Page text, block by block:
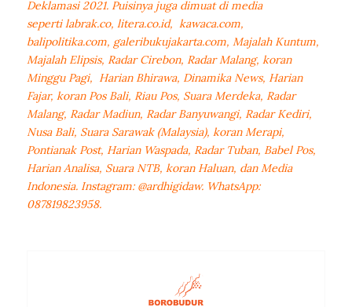
Deklamasi 2021. Puisinya juga dimuat di media
seperti labrak.co, litera.co.id, kawaca.com,
balipolitika.com, galeribukujakarta.com, Majalah Kuntum,
Majalah Elipsis, Radar Cirebon, Radar Malang, koran
Minggu Pagi, Harian Bhirawa, Dinamika News, Harian
Fajar, koran Pos Bali, Riau Pos, Suara Merdeka, Radar
Malang, Radar Madiun, Radar Banyuwangi, Radar Kediri,
Nusa Bali, Suara Sarawak (Malaysia), koran Merapi,
Pontianak Post, Harian Waspada, Radar Tuban, Babel Pos,
Harian Analisa, Suara NTB, koran Haluan, dan Media
Indonesia. Instagram: @ardhigidaw. WhatsApp:
087819823958.